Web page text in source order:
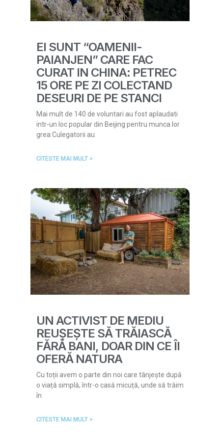
EI SUNT “OAMENII-
PAIANJEN” CARE FAC
CURAT IN CHINA: PETREC
15 ORE PE ZI COLECTAND
DESEURI DE PE STANCI
Mai mult de 140 de voluntari au fost aplaudati
intr-un loc popular din Beijing pentru munca lor
grea Culegatorii au
CITESTE MAI MULT >
UN ACTIVIST DE MEDIU
REUȘEȘTE SĂ TRĂIASCĂ
FĂRĂ BANI, DOAR DIN CE ÎI
OFERĂ NATURA
Cu toții avem o parte din noi care tânjește după
o viață simplă, într-o casă micuță, unde să trăim
în
CITESTE MAI MULT >